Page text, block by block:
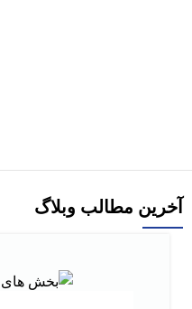
آخرین مطالب وبلاگ